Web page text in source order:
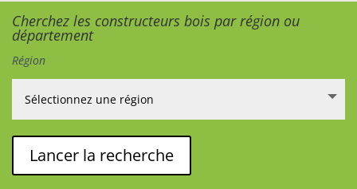
Cherchez les constructeurs bois par région ou
département
Région